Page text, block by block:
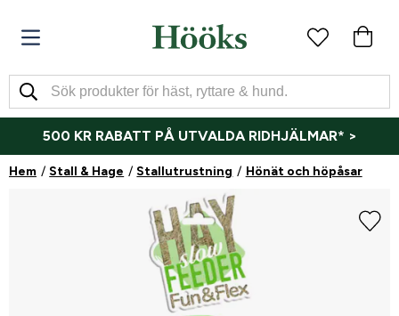
500 KR RABATT PÅ UTVALDA RIDHJÄLMAR* >
Hem Stall & Hage Stallutrustning Hönät och höpåsar